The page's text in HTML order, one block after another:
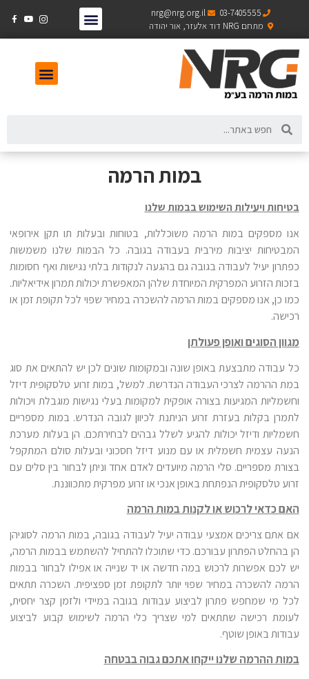
03-7405555
nrg@nrg.org.il
מתחם NRG דוד אלעזר, אור יהודה
במות הרמה
בטיחות ויעילות השימוש בבמות שלנו
אנו מספקים במות הרמה משוכללות, בטוחות ובעלות תו תקן אירופאי
המבטיחות יציבות מירבית בעבודה בגובה. כל הבמות שלנו משמשות
כפתרון יעיל לעבודה בגובה גם בהגעה לנקודות בלתי נגישות ואף חסומות
בזכות הזרוע המפרקית המיוחדת שלהן המאפשרת יכולות תמרון אידיאליות.
כמו כן, אנו מספקים במות הרמה להשכרה במחיר שפוי לכל תקופת זמן או
רכישה.
מגוון הסוגים ואופן פעולתן
כל עבודה מתבצעת באופן שונה ובמקומות שונים לכן יש להתאים את סוג
במת ההרמה לצרכי העבודה הנדרשת. למשל, במות זרוע טלסקופית דיזל
וחשמליות המגיעות בצורה אופקית למקומות בעלי נגישות מוגבלת ויכולות
לתמרן בקלות בעזרת זרוע הניתנת לכיוון לגובה הנדרש. במות מספריים
חשמליות ודיזל יכולות להגיע לשלל גבהים לבחירתכם. הן בעלות מערכת
הנעה עצמית חשמלית או עם מנוע דיזל חסכוני ובעלות סולם המתקפל
בצורת מספריים. סלי הרמה מיועדים לאדם אחד וניתן לבחור בין סלים עם
זרוע טלסקופית הנפתחת באופן אנכי או זרוע מפרקית מתכווננת.
האם כדאי לרכוש או לקנות במות הרמה
אם אתם צריכים אמצעי עבודה יעיל לעבודה בגובה, במות הרמה לסוגיהן
הן בהחלט הפתרון עבורכם. כדי שתוכלו להתחיל להשתמש בבמות הרמה,
יש לכם אפשרות לרכוש במה חדשה או יד שנייה או אפילו לבחור בבמות
הרמה להשכרה במחיר שפוי יותר לתקופת זמן ספציפית. השכרה תתאים
לכל מי שמחפש פתרון לביצוע עבודות בגובה במיידי ולזמן קצר יחסית,
לעומת רכישה שתתאים למי שצריך כלי הרמה לשימוש קבוע לביצוע
עבודות באופן שוטף.
במות ההרמה שלנו ייקחו אתכם גבוה בבטחה